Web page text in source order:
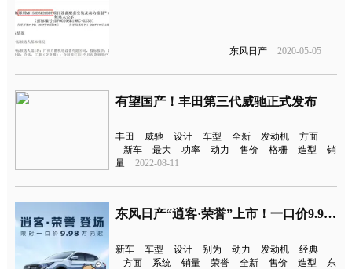
东风日产 2020-05-05
有望国产！丰田第三代威驰正式发布
丰田 威驰 设计 车型 全新 发动机
方面
新车
最大 功率 动力 售价 格栅 造型
销
量
2022-08-11
东风日产“逍客·荣誉”上市！一口价9.98万元起
新车 车型 设计 别为 动力 发动机
经典
方面
系统 销量 荣誉 全新 售价 造型
东